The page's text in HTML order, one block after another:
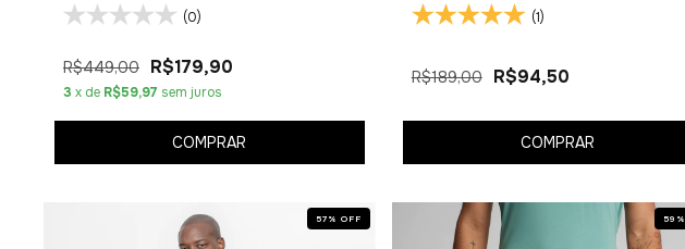
(0)
R$449,00 R$179,90
3 x de R$59,97 sem juros
COMPRAR
(1)
R$189,00 R$94,50
COMPRAR
57 % OFF 59 %